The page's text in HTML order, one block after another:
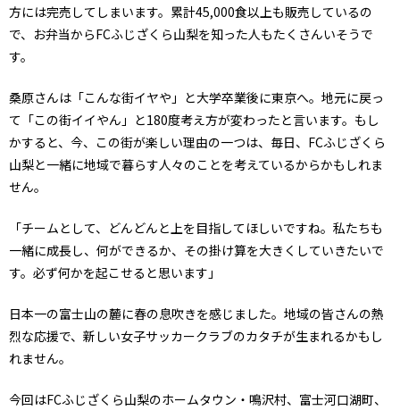
方には完売してしまいます。累計45,000食以上も販売しているの
で、お弁当からFCふじざくら山梨を知った人もたくさんいそうで
す。
桑原さんは「こんな街イヤや」と大学卒業後に東京へ。地元に戻っ
て「この街イイやん」と180度考え方が変わったと言います。もし
かすると、今、この街が楽しい理由の一つは、毎日、FCふじざくら
山梨と一緒に地域で暮らす人々のことを考えているからかもしれま
せん。
「チームとして、どんどんと上を目指してほしいですね。私たちも
一緒に成長し、何ができるか、その掛け算を大きくしていきたいで
す。必ず何かを起こせると思います」
日本一の富士山の麓に春の息吹きを感じました。地域の皆さんの熱
烈な応援で、新しい女子サッカークラブのカタチが生まれるかもし
れません。
今回はFCふじざくら山梨のホームタウン・鳴沢村、富士河口湖町、